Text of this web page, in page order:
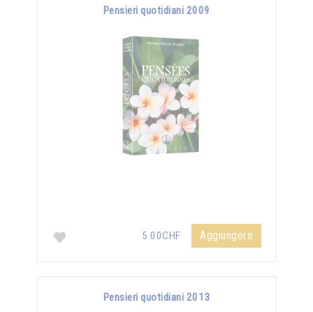
Pensieri quotidiani 2009
5.00CHF Aggiungere
Pensieri quotidiani 2013